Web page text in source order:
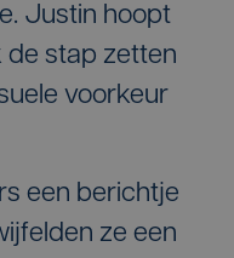
Justin hoopt
stap zetten
voorkeur
een berichtje
ze een